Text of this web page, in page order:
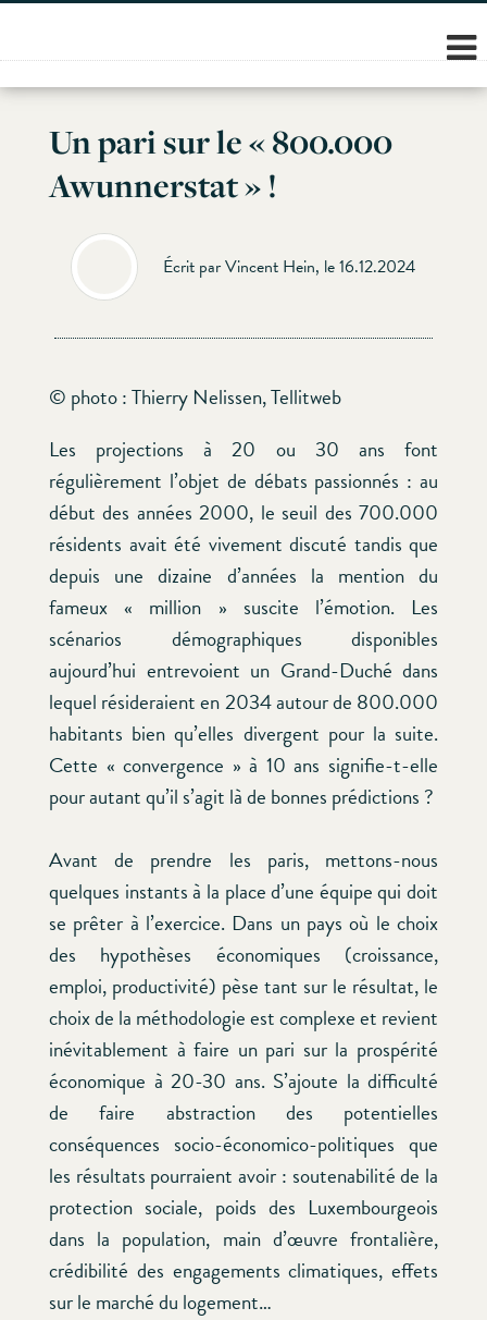
Skip
content
Un pari sur le « 800.000
Awunnerstat » !
Écrit par Vincent Hein, le 16.12.2024
© photo : Thierry Nelissen, Tellitweb
Les projections à 20 ou 30 ans font
régulièrement l’objet de débats passionnés : au
début des années 2000, le seuil des 700.000
résidents avait été vivement discuté tandis que
depuis une dizaine d’années la mention du
fameux « million » suscite l’émotion. Les
scénarios démographiques disponibles
aujourd’hui entrevoient un Grand-Duché dans
lequel résideraient en 2034 autour de 800.000
habitants bien qu’elles divergent pour la suite.
Cette « convergence » à 10 ans signifie-t-elle
pour autant qu’il s’agit là de bonnes prédictions ?
Avant de prendre les paris, mettons-nous
quelques instants à la place d’une équipe qui doit
se prêter à l’exercice. Dans un pays où le choix
des hypothèses économiques (croissance,
emploi, productivité) pèse tant sur le résultat, le
choix de la méthodologie est complexe et revient
inévitablement à faire un pari sur la prospérité
économique à 20-30 ans. S’ajoute la difficulté
de faire abstraction des potentielles
conséquences socio-économico-politiques que
les résultats pourraient avoir : soutenabilité de la
protection sociale, poids des Luxembourgeois
dans la population, main d’œuvre frontalière,
crédibilité des engagements climatiques, effets
sur le marché du logement…